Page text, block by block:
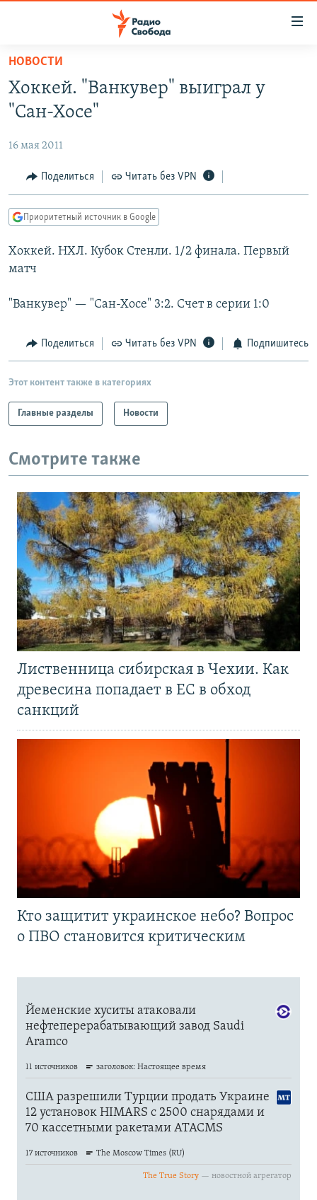
упрощенного
доступа
Вернуться
основному
Вернутся
главной
навигации
Вернутся
ПРОГРАММЫ
ПОДКАСТЫ
ЦИТАТЫ СВОБОДЫ
МНЕНИЯ
IDEL.РЕАЛИИ
КАВКАЗ.РЕАЛИИ
СИБИРЬ.РЕАЛИИ
Все сайты РСЕ/РС
НОВОСТИ
Хоккей. "Ванкувер" выиграл у
"Сан-Хосе"
16 мая 2011
Поделиться Читать без VPN
Приоритетный источник в Google
Хоккей. НХЛ. Кубок Стенли. 1/2 финала. Первый
матч
"Ванкувер" — "Сан-Хосе" 3:2. Счет в серии 1:0
Поделиться Читать без VPN Подпишитесь
Этот контент также в категориях
Главные разделы Новости
Смотрите также
Лиственница сибирская в Чехии. Как
древесина попадает в ЕС в обход
санкций
Кто защитит украинское небо? Вопрос
о ПВО становится критическим